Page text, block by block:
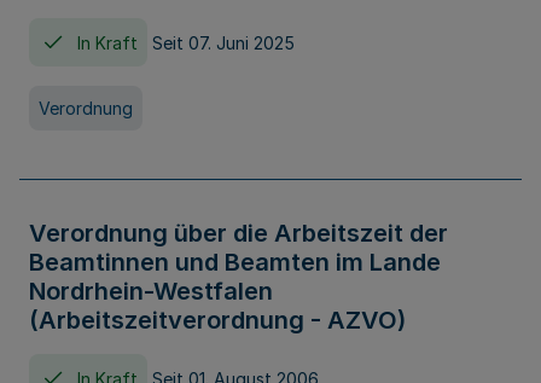
In Kraft Seit 07. Juni 2025
Verordnung
Verordnung über die Arbeitszeit der
Beamtinnen und Beamten im Lande
Nordrhein-Westfalen
(Arbeitszeitverordnung - AZVO)
In Kraft Seit 01. August 2006